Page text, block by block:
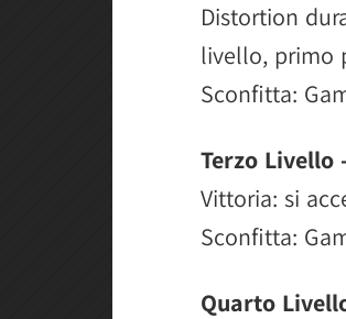
Distortion
livello, primo
Sconfitta:
Terzo Livello
Vittoria: si
Sconfitta:
Quarto